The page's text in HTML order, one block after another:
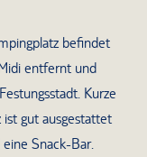
befindet
entfernt und
Kurze
gut ausgestattet
Snack-Bar.